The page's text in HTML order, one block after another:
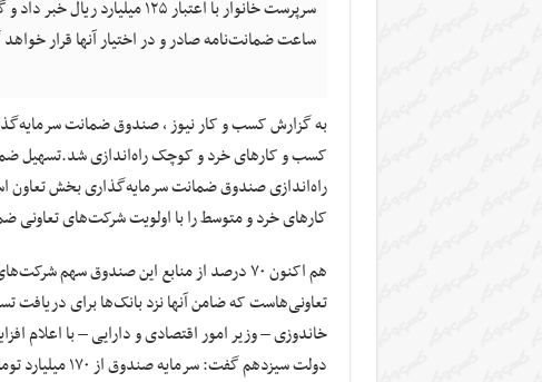
ساعت ضمانت‌نامه صادر و در اختیار آنها قرار
کسب و کارهای خرد و کوچک راه‌اندازی شد.تسهیل
راه‌اندازی صندوق ضمانت سرمایه‌گذاری بخش
کارهای خرد و متوسط را با اولویت شرکت‌های تعاونی
هم اکنون ۷۰ درصد از منابع این صندوق سهم
تعاونی‌هاست که ضامن آنها نزد بانک‌ها برای
خاندوزی – وزیر امور اقتصادی و دارایی – با
دولت سیزدهم گفت: سرمایه صندوق از ۱۷۰ میلیارد تومان به ۲۷۰ میلیارد تومان افزایش می‌یابد.